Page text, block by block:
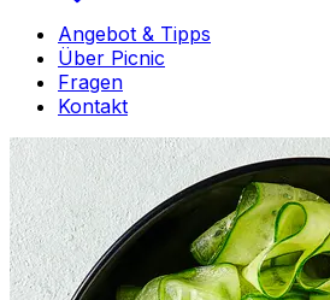
Angebot & Tipps
Über Picnic
Fragen
Kontakt